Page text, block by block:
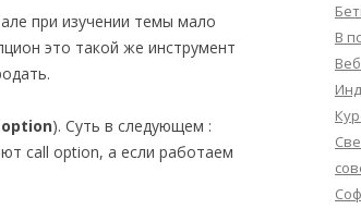
при изучении темы мало
это такой же инструмент
option). Суть в следующем :
call option, а если работаем
В